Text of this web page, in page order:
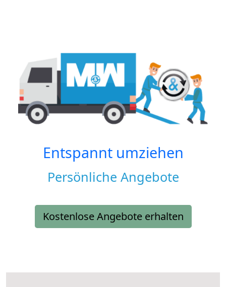
Entspannt umziehen
Persönliche Angebote
Kostenlose Angebote erhalten